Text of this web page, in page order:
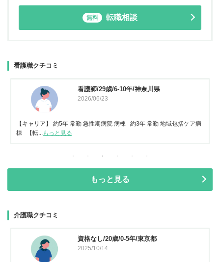
無料 転職相談
看護職クチコミ
看護師/29歳/6-10年/神奈川県
2026/06/23
【キャリア】 約5年 常勤 急性期病院 病棟 約3年 常勤 地域包括ケア病
棟 【転...もっと見る
もっと見る
介護職クチコミ
資格なし/20歳/0-5年/東京都
2025/10/14